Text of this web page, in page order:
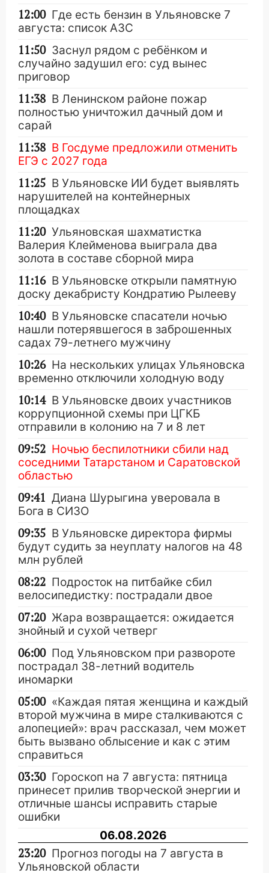
12:00 Где есть бензин в Ульяновске 7
августа: список АЗС
11:50 Заснул рядом с ребёнком и
случайно задушил его: суд вынес
приговор
11:38 В Ленинском районе пожар
полностью уничтожил дачный дом и
сарай
11:38 В Госдуме предложили отменить
ЕГЭ с 2027 года
11:25 В Ульяновске ИИ будет выявлять
нарушителей на контейнерных
площадках
11:20 Ульяновская шахматистка
Валерия Клейменова выиграла два
золота в составе сборной мира
11:16 В Ульяновске открыли памятную
доску декабристу Кондратию Рылееву
10:40 В Ульяновске спасатели ночью
нашли потерявшегося в заброшенных
садах 79-летнего мужчину
10:26 На нескольких улицах Ульяновска
временно отключили холодную воду
10:14 В Ульяновске двоих участников
коррупционной схемы при ЦГКБ
отправили в колонию на 7 и 8 лет
09:52 Ночью беспилотники сбили над
соседними Татарстаном и Саратовской
областью
09:41 Диана Шурыгина уверовала в
Бога в СИЗО
09:35 В Ульяновске директора фирмы
будут судить за неуплату налогов на 48
млн рублей
08:22 Подросток на питбайке сбил
велосипедистку: пострадали двое
07:20 Жара возвращается: ожидается
знойный и сухой четверг
06:00 Под Ульяновском при развороте
пострадал 38-летний водитель
иномарки
05:00 «Каждая пятая женщина и каждый
второй мужчина в мире сталкиваются с
алопецией»: врач рассказал, чем может
быть вызвано облысение и как с этим
справиться
03:30 Гороскоп на 7 августа: пятница
принесет прилив творческой энергии и
отличные шансы исправить старые
ошибки
06.08.2026
23:20 Прогноз погоды на 7 августа в
Ульяновской области